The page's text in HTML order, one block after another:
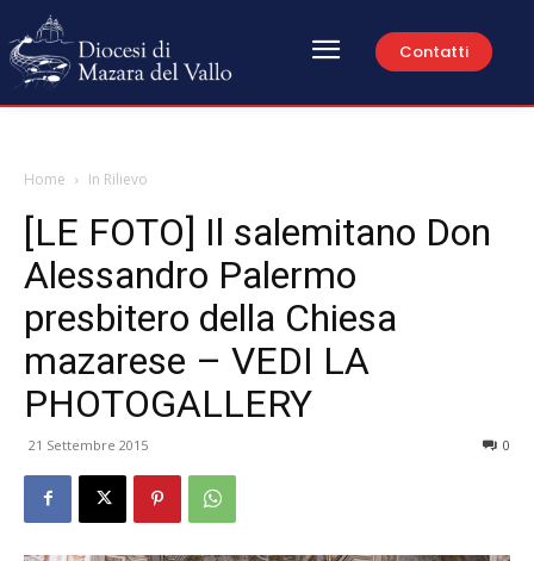
Contatti
Home In Rilievo
[LE FOTO] Il salemitano Don
Alessandro Palermo
presbitero della Chiesa
mazarese – VEDI LA
PHOTOGALLERY
21 Settembre 2015 0